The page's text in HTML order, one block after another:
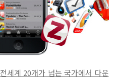
전세계 20개가 넘는 국가에서 다운